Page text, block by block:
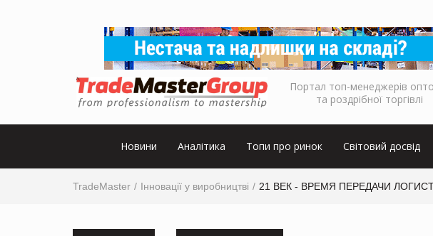
Портал топ-менеджерів
та роздрібної торгівлі
Новини Аналітика Топи про ринок Світовий досвід
TradeMaster Інновації у виробництві 21 ВЕК - ВРЕМЯ ПЕРЕДАЧИ